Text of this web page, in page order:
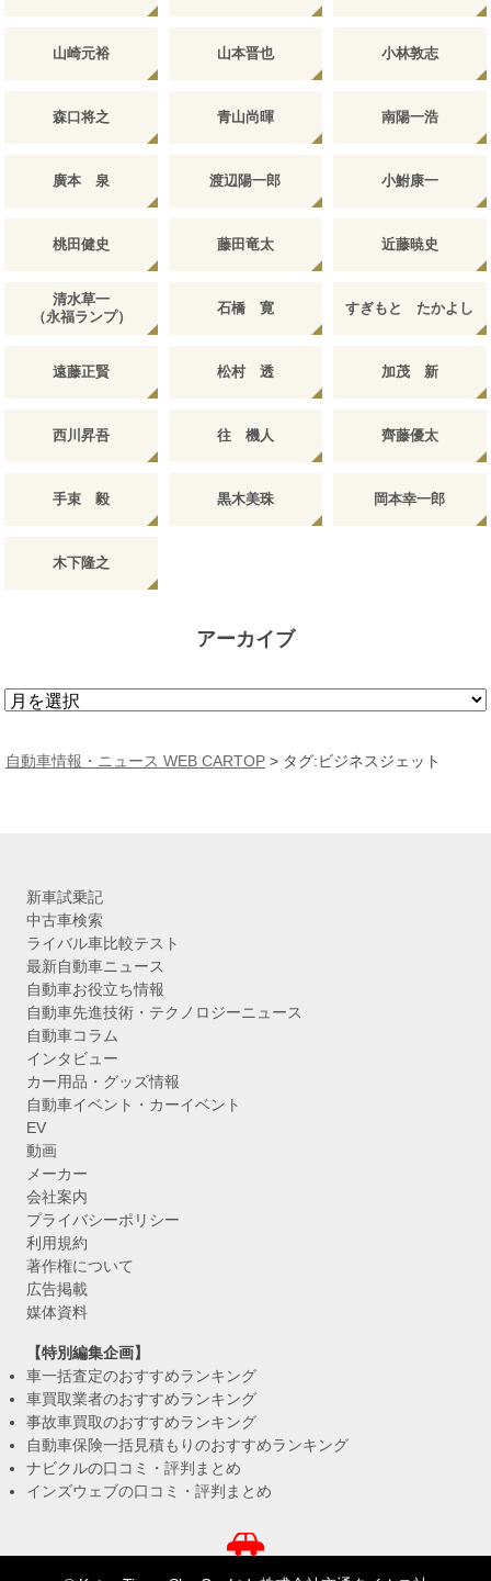
山崎元裕 山本晋也 小林敦志
森口将之 青山尚暉 南陽一浩
廣本 泉 渡辺陽一郎 小鮒康一
桃田健史 藤田竜太 近藤暁史
清水草一
（永福ランプ）
石橋 寛 すぎもと たかよし
遠藤正賢 松村 透 加茂 新
西川昇吾 往 機人 齊藤優太
手束 毅 黒木美珠 岡本幸一郎
木下隆之
アーカイブ
ア
カ
自動車情報・ニュース WEB CARTOP > タグ:ビジネスジェット
新車試乗記
中古車検索
ライバル車比較テスト
最新自動車ニュース
自動車お役立ち情報
自動車先進技術・テクノロジーニュース
自動車コラム
インタビュー
カー用品・グッズ情報
自動車イベント・カーイベント
EV
動画
メーカー
会社案内
プライバシーポリシー
利用規約
著作権について
広告掲載
媒体資料
【特別編集企画】
車一括査定のおすすめランキング
車買取業者のおすすめランキング
事故車買取のおすすめランキング
自動車保険一括見積もりのおすすめランキング
ナビクルの口コミ・評判まとめ
インズウェブの口コミ・評判まとめ